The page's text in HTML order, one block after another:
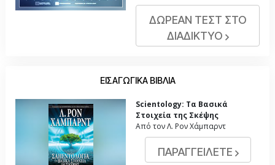
ΔΩΡΕΑΝ ΤΕΣΤ ΣΤΟ
ΔΙΑΔΙΚΤΥΟ
ΕΙΣΑΓΩΓΙΚΑ ΒΙΒΛΙΑ
Scientology: Τα Βασικά
Στοιχεία της Σκέψης
Από τον Λ. Ρον Χάμπαρντ
ΠΑΡΑΓΓΕΙΛΕΤΕ